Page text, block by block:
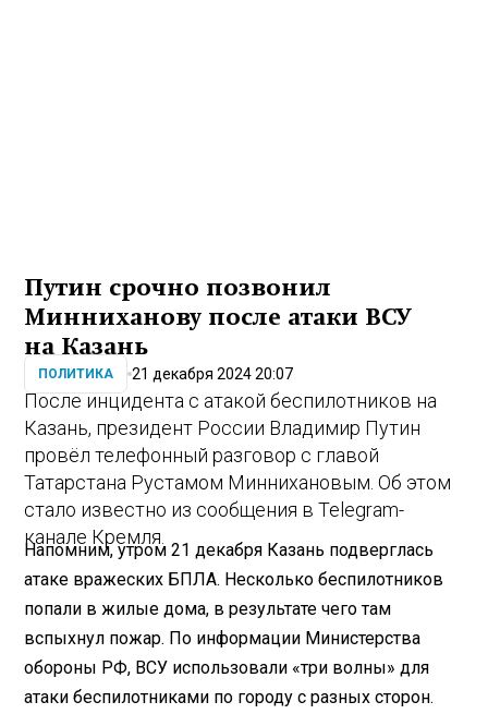
Путин срочно позвонил
Минниханову после атаки ВСУ
на Казань
ПОЛИТИКА 21 декабря 2024 20:07
После инцидента с атакой беспилотников на
Казань, президент России Владимир Путин
провёл телефонный разговор с главой
Татарстана Рустамом Миннихановым. Об этом
стало известно из сообщения в Telegram-
канале Кремля.
Напомним, утром 21 декабря Казань подверглась
атаке вражеских БПЛА. Несколько беспилотников
попали в жилые дома, в результате чего там
вспыхнул пожар. По информации Министерства
обороны РФ, ВСУ использовали «три волны» для
атаки беспилотниками по городу с разных сторон.